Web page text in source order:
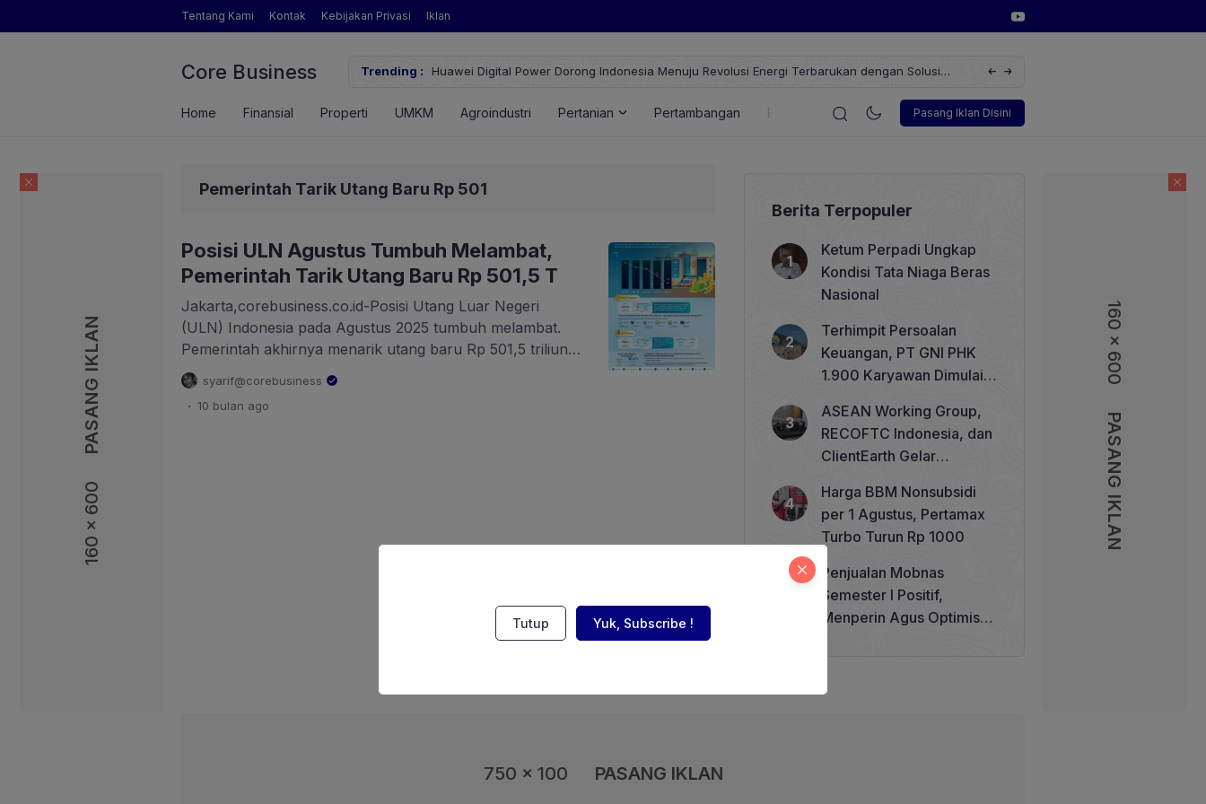
160 x 600
PASANG IKLAN 160 x 600
PASANG IKLAN
Tentang Kami Kontak Kebijakan Privasi Iklan
Core Business Trending :
yang Dimaksud Mentan Amran?
Huawei Digital Power Dorong Indonesia Menuju Revolusi Energi Terbarukan dengan Solusi
Wakil Direktur Utama PT Pelindo, Hambra Samal:
Pasang Iklan Disini
Home Finansial Properti UMKM Agroindustri Pertanian Pertambangan Energi Korporasi Teknologi Otomotif
Pemerintah Tarik Utang Baru Rp 501
Posisi ULN Agustus Tumbuh Melambat,
Pemerintah Tarik Utang Baru Rp 501,5 T
Jakarta,corebusiness.co.id-Posisi Utang Luar Negeri
(ULN) Indonesia pada Agustus 2025 tumbuh melambat.
Pemerintah akhirnya menarik utang baru Rp 501,5 triliun
hingga 30 September 2025. Bank Indonesia (BI) mencatat,
posisi ULN pemerintah pada Agustus 2025 tercatat
sebesar 213,9 miliar dolar AS, tumbuh sebesar 6,7 persen
syarif@corebusiness
. 10 bulan ago
Berita Terpopuler
Ketum Perpadi Ungkap
Kondisi Tata Niaga Beras
Nasional
Terhimpit Persoalan
Keuangan, PT GNI PHK
1.900 Karyawan Dimulai 5
ASEAN Working Group,
RECOFTC Indonesia, dan
ClientEarth Gelar
Memperkuat Tata Kelola
Perhutanan Sosial
Harga BBM Nonsubsidi
per 1 Agustus, Pertamax
Turbo Turun Rp 1000
Penjualan Mobnas
Semester I Positif,
Menperin Agus Optimistis
750 x 100 PASANG IKLAN
Tutup Yuk, Subscribe !